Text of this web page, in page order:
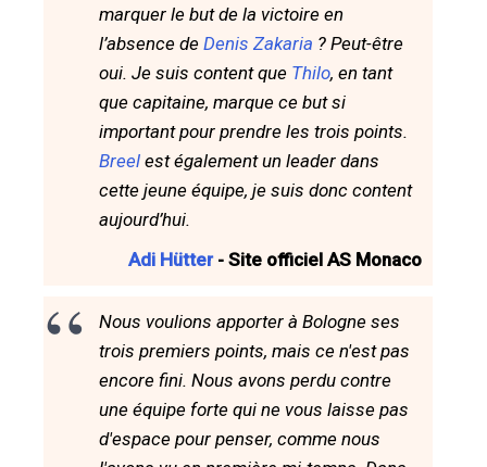
marquer le but de la victoire en
l’absence de Denis Zakaria ? Peut-être
oui. Je suis content que Thilo, en tant
que capitaine, marque ce but si
important pour prendre les trois points.
Breel est également un leader dans
cette jeune équipe, je suis donc content
aujourd’hui.
Adi Hütter- Site officiel AS Monaco
Nous voulions apporter à Bologne ses
trois premiers points, mais ce n'est pas
encore fini. Nous avons perdu contre
une équipe forte qui ne vous laisse pas
d'espace pour penser, comme nous